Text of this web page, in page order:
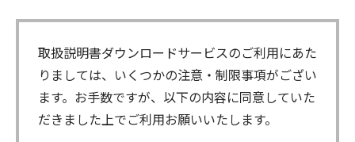
取扱説明書ダウンロードサービスのご利用にあた
りましては、いくつかの注意・制限事項がござい
ます。お手数ですが、以下の内容に同意していた
だきました上でご利用お願いいたします。